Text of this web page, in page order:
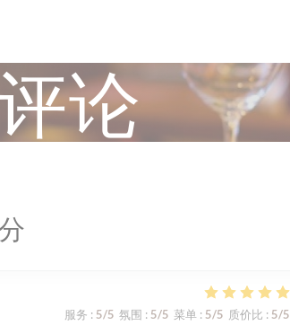
论
服务 : 5/5 氛围 : 5/5 菜单: 5/5 质价比 : 5/5